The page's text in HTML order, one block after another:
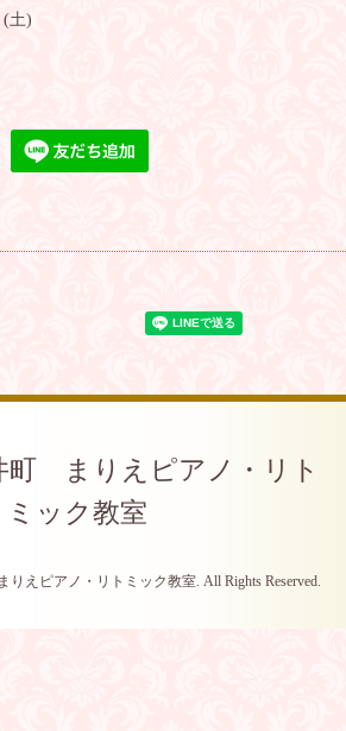
(土)
町 まりえピアノ・リト
ミック教室
えピアノ・リトミック教室. All Rights Reserved.